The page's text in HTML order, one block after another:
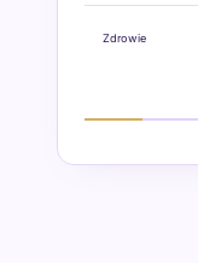
Zdrowie